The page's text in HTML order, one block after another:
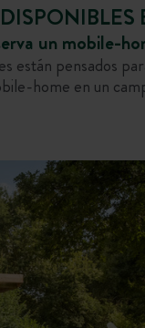
un mobile-
están pensados
home en un